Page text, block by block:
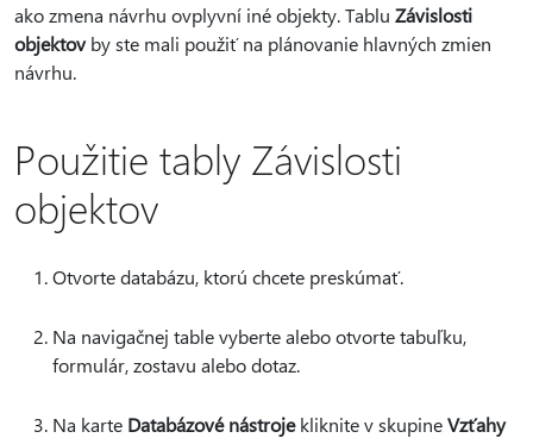
ako zmena návrhu ovplyvní iné objekty. Tablu Závislosti
objektovby ste mali použiť na plánovanie hlavných zmien
návrhu.
Použitie tably Závislosti
objektov
Otvorte databázu, ktorú chcete preskúmať.
Na navigačnej table vyberte alebo otvorte tabuľku,
formulár, zostavu alebo dotaz.
Na karte Databázové nástrojekliknite v skupineVzťahy